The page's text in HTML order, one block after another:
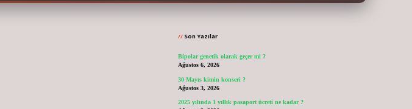
Sidebar
Son Yazılar
Bipolar genetik olarak geçer mi ?
Ağustos 6, 2026
30 Mayıs kimin konseri ?
Ağustos 3, 2026
2025 yılında 1 yıllık pasaport ücreti ne kadar ?